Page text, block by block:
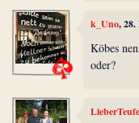
k_Uno,
Köbes
oder?